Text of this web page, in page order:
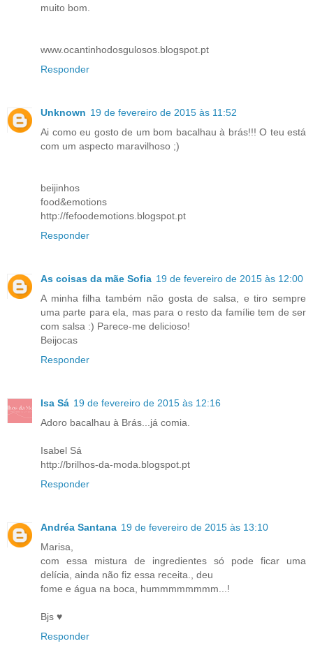
muito bom.
www.ocantinhodosgulosos.blogspot.pt
Responder
Unknown 19 de fevereiro de 2015 às 11:52
Ai como eu gosto de um bom bacalhau à brás!!! O teu está
com um aspecto maravilhoso ;)
beijinhos
food&emotions
http://fefoodemotions.blogspot.pt
Responder
As coisas da mãe Sofia 19 de fevereiro de 2015 às 12:00
A minha filha também não gosta de salsa, e tiro sempre
uma parte para ela, mas para o resto da famílie tem de ser
com salsa :) Parece-me delicioso!
Beijocas
Responder
Isa Sá 19 de fevereiro de 2015 às 12:16
Adoro bacalhau à Brás...já comia.
Isabel Sá
http://brilhos-da-moda.blogspot.pt
Responder
Andréa Santana 19 de fevereiro de 2015 às 13:10
Marisa,
com essa mistura de ingredientes só pode ficar uma
delícia, ainda não fiz essa receita., deu
fome e água na boca, hummmmmmmm...!
Bjs ♥
Responder